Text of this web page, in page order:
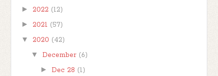
► 2022 (12)
► 2021 (57)
▼ 2020 (42)
▼ December (6)
► Dec 28 (1)